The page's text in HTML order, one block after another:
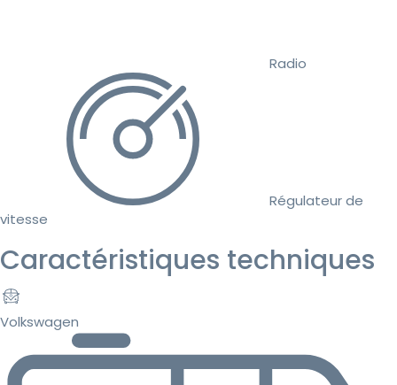
Radio
Régulateur de
vitesse
Caractéristiques techniques
Volkswagen